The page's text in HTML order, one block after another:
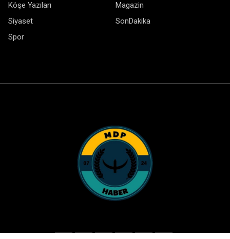
Köşe Yazıları
Magazin
Siyaset
SonDakika
Spor